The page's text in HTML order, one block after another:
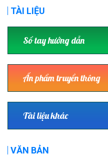
TÀI LIỆU
Sổ tay hướng dẫn
Ấn phẩm truyền thông
Tài liệu khác
VĂN BẢN